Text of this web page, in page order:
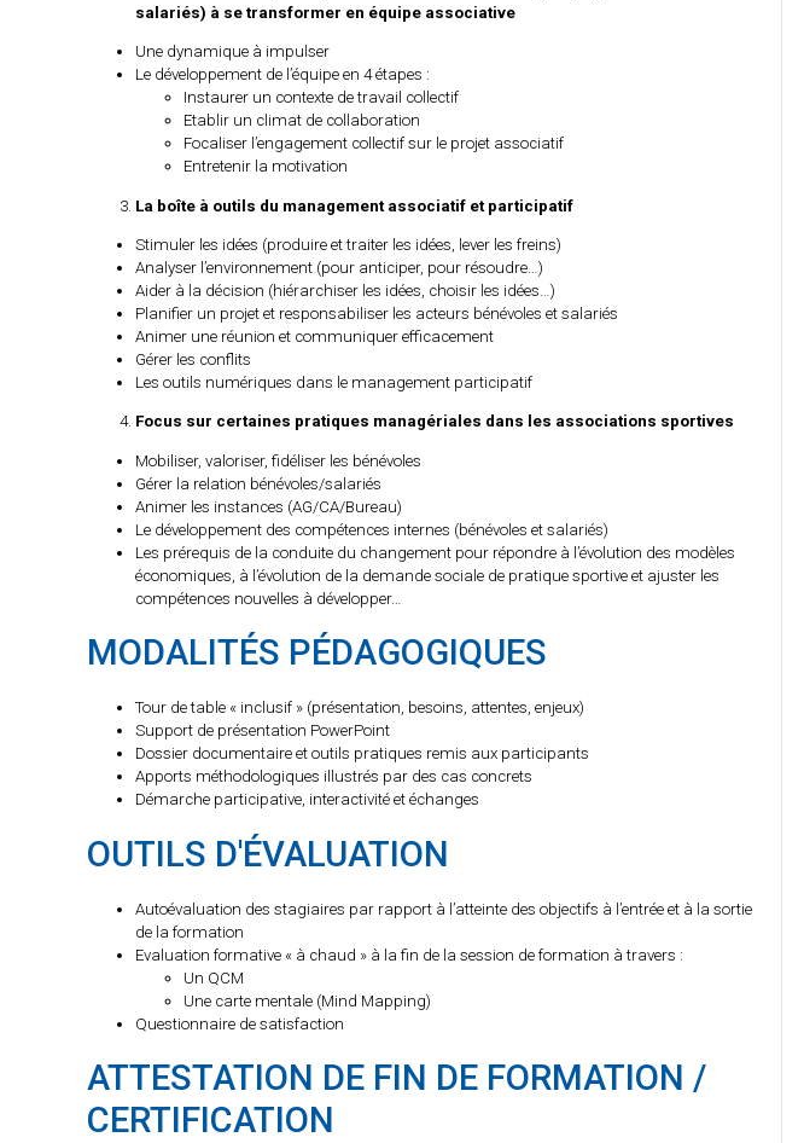
salariés) à se transformer en équipe associative
Une dynamique à impulser
Le développement de l’équipe en 4 étapes :
Instaurer un contexte de travail collectif
Etablir un climat de collaboration
Focaliser l’engagement collectif sur le projet associatif
Entretenir la motivation
La boîte à outils du management associatif et participatif
Stimuler les idées (produire et traiter les idées, lever les freins)
Analyser l’environnement (pour anticiper, pour résoudre…)
Aider à la décision (hiérarchiser les idées, choisir les idées…)
Planifier un projet et responsabiliser les acteurs bénévoles et salariés
Animer une réunion et communiquer efficacement
Gérer les conflits
Les outils numériques dans le management participatif
Focus sur certaines pratiques managériales dans les associations sportives
Mobiliser, valoriser, fidéliser les bénévoles
Gérer la relation bénévoles/salariés
Animer les instances (AG/CA/Bureau)
Le développement des compétences internes (bénévoles et salariés)
Les prérequis de la conduite du changement pour répondre à l’évolution des modèles
économiques, à l’évolution de la demande sociale de pratique sportive et ajuster les
compétences nouvelles à développer…
MODALITÉS PÉDAGOGIQUES
Tour de table « inclusif » (présentation, besoins, attentes, enjeux)
Support de présentation PowerPoint
Dossier documentaire et outils pratiques remis aux participants
Apports méthodologiques illustrés par des cas concrets
Démarche participative, interactivité et échanges
OUTILS D'ÉVALUATION
Autoévaluation des stagiaires par rapport à l’atteinte des objectifs à l’entrée et à la sortie
de la formation
Evaluation formative « à chaud » à la fin de la session de formation à travers :
Un QCM
Une carte mentale (Mind Mapping)
Questionnaire de satisfaction
ATTESTATION DE FIN DE FORMATION /
CERTIFICATION